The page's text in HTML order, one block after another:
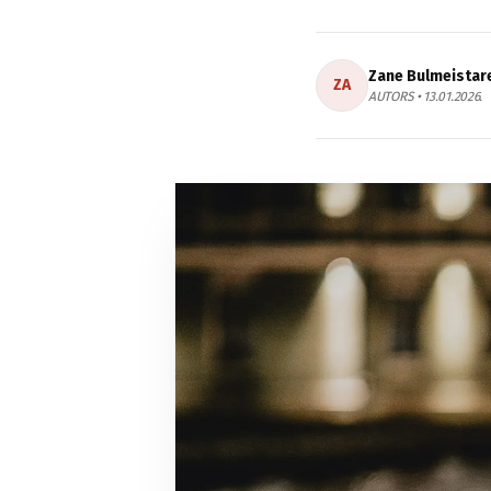
ZA Zane
AUTORS • 13.01.2026.